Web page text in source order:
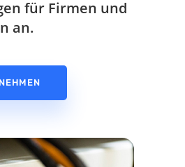
für Firmen und
an.